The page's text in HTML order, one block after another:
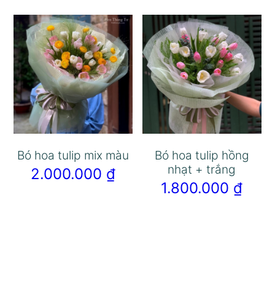
Bó hoa tulip mix màu
2.000.000 ₫
Bó hoa tulip hồng
nhạt + trắng
1.800.000 ₫